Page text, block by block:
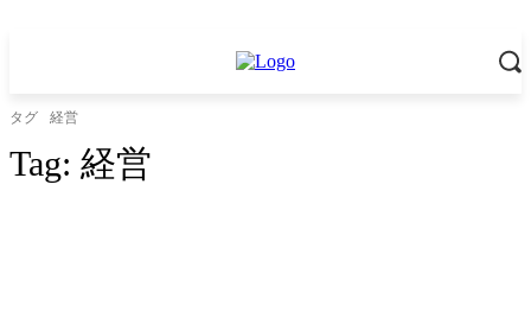
タグ 経営
Tag: 経営